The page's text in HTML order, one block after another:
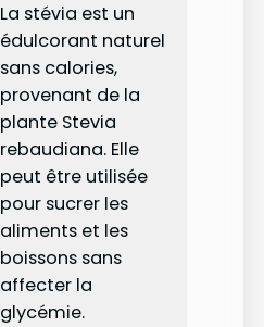
La stévia est un
édulcorant naturel
sans calories,
provenant de la
plante Stevia
rebaudiana. Elle
peut être utilisée
pour sucrer les
aliments et les
boissons sans
affecter la
glycémie.